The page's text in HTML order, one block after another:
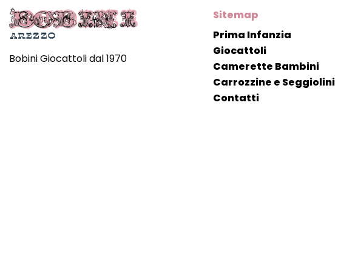
Bobini Giocattoli dal 1970
Sitemap
Prima Infanzia
Giocattoli
Camerette Bambini
Carrozzine e Seggiolini
Contatti